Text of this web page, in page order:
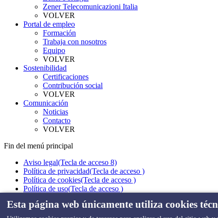
Zener Telecomunicazioni Italia
VOLVER
Portal de empleo
Formación
Trabaja con nosotros
Equipo
VOLVER
Sostenibilidad
Certificaciones
Contribución social
VOLVER
Comunicación
Noticias
Contacto
VOLVER
Fin del menú principal
Aviso legal(Tecla de acceso 8)
Política de privacidad(Tecla de acceso )
Política de cookies(Tecla de acceso )
Política de uso(Tecla de acceso )
Política Seguridad Informacion(Tecla de acceso )
Mapa Web
(Tecla de acceso )
Esta página web únicamente utiliza cookies